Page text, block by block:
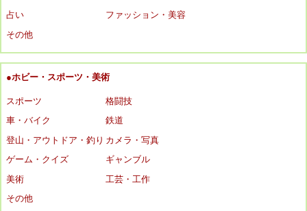
占い
ファッション・美容
その他
●ホビー・スポーツ・美術
スポーツ
格闘技
車・バイク
鉄道
登山・アウトドア・釣り カメラ・写真
ゲーム・クイズ
ギャンブル
美術
工芸・工作
その他